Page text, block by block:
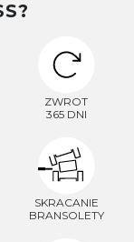
ZWROT
365 DNI
SKRACANIE
BRANSOLETY